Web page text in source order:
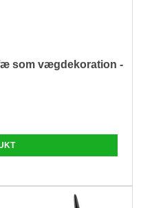
som vægdekoration -